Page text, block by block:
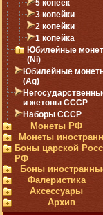
5 копеек
3 копейки
2 копейки
1 копейка
Юбилейные
(Ni)
Юбилейные
(Ag)
и жетоны СССР
Наборы СССР
Монеты РФ
Монеты
Боны царской
РФ
Боны
Фалеристика
Аксессуары
Архив